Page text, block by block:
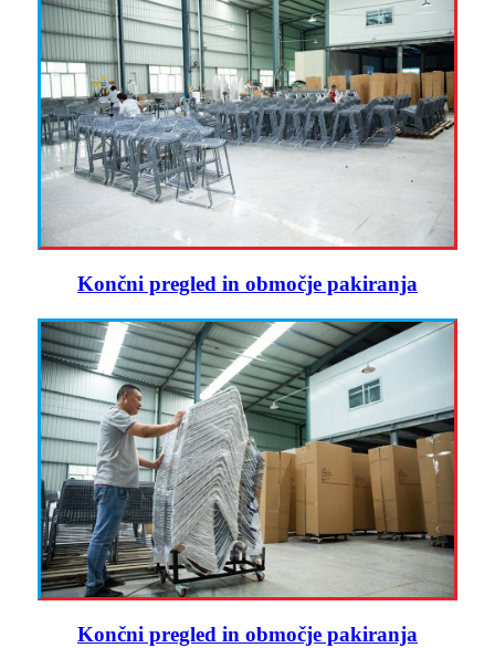
Končni pregled in območje pakiranja
Končni pregled in območje pakiranja